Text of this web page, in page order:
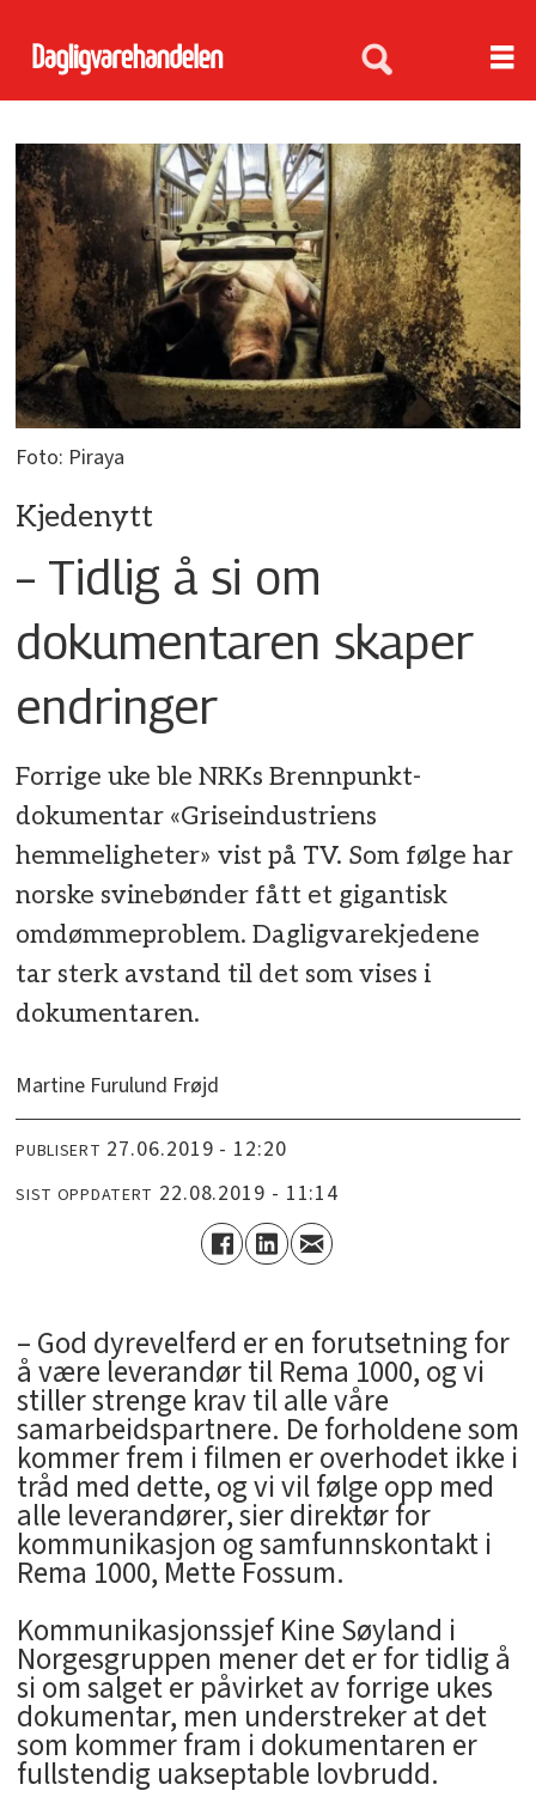
Foto: Piraya
Kjedenytt
– Tidlig å si om
dokumentaren skaper
endringer
Forrige uke ble NRKs Brennpunkt-
dokumentar «Griseindustriens
hemmeligheter» vist på TV. Som følge har
norske svinebønder fått et gigantisk
omdømmeproblem. Dagligvarekjedene
tar sterk avstand til det som vises i
dokumentaren.
Martine Furulund Frøjd
PUBLISERT 27.06.2019 - 12:20
SIST OPPDATERT 22.08.2019 - 11:14
– God dyrevelferd er en forutsetning for
å være leverandør til Rema 1000, og vi
stiller strenge krav til alle våre
samarbeidspartnere. De forholdene som
kommer frem i filmen er overhodet ikke i
tråd med dette, og vi vil følge opp med
alle leverandører, sier direktør for
kommunikasjon og samfunnskontakt i
Rema 1000, Mette Fossum.
Kommunikasjonssjef Kine Søyland i
Norgesgruppen mener det er for tidlig å
si om salget er påvirket av forrige ukes
dokumentar, men understreker at det
som kommer fram i dokumentaren er
fullstendig uakseptable lovbrudd.